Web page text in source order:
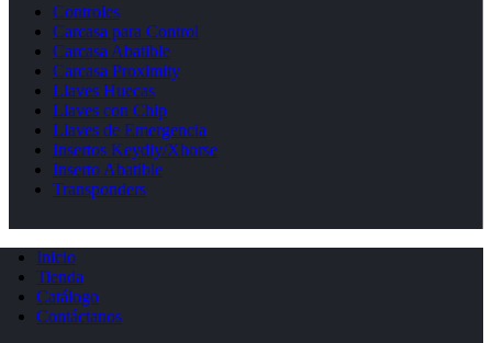
Controles
Carcasa para Control
Carcasa Abatible
Carcasa Proximity
Llaves Huecas
Llaves con Chip
Llaves de Emergencia
Insertos Keydiy/Xhorse
Inserto Abatible
Transponders
Inicio
Tienda
Catálogo
Contáctanos